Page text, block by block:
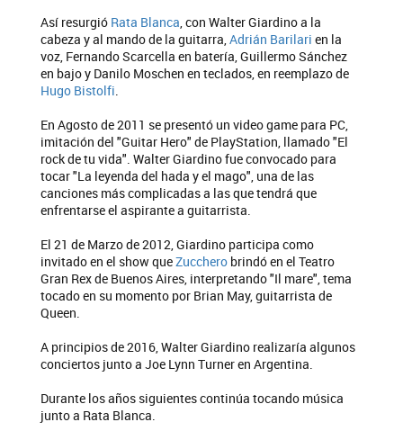
Así resurgió Rata Blanca, con Walter Giardino a la
cabeza y al mando de la guitarra,Adrián Barilari en la
voz, Fernando Scarcella en batería, Guillermo Sánchez
en bajo y Danilo Moschen en teclados, en reemplazo de
Hugo Bistolfi.
En Agosto de 2011 se presentó un video game para PC,
imitación del "Guitar Hero" de PlayStation, llamado "El
rock de tu vida". Walter Giardino fue convocado para
tocar "La leyenda del hada y el mago", una de las
canciones más complicadas a las que tendrá que
enfrentarse el aspirante a guitarrista.
El 21 de Marzo de 2012, Giardino participa como
invitado en el show queZucchero brindó en el Teatro
Gran Rex de Buenos Aires, interpretando "Il mare", tema
tocado en su momento por Brian May, guitarrista de
Queen.
A principios de 2016, Walter Giardino realizaría algunos
conciertos junto a Joe Lynn Turner en Argentina.
Durante los años siguientes continúa tocando música
junto a Rata Blanca.